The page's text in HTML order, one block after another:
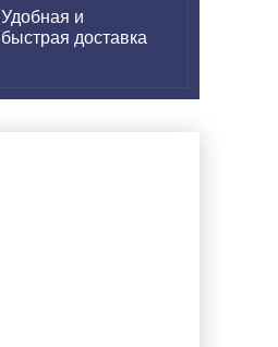
Удобная и
быстрая доставка